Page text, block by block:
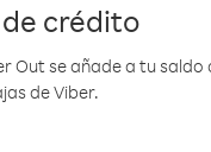
crédito
Out se añade a tu
de Viber.